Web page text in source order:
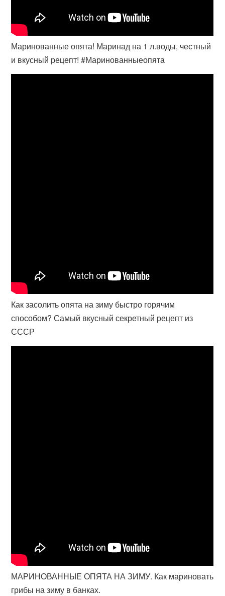
Маринованные опята! Маринад на 1 л.воды, честный
и вкусный рецепт! #Маринованныеопята
Как засолить опята на зиму быстро горячим
способом? Самый вкусный секретный рецепт из
СССР
МАРИНОВАННЫЕ ОПЯТА НА ЗИМУ. Как мариновать
грибы на зиму в банках.